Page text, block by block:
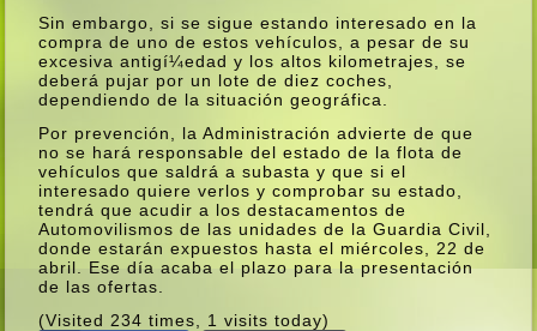
Sin embargo, si se sigue estando interesado en la
compra de uno de estos vehí­culos, a pesar de su
excesiva antigí¼edad y los altos kilometrajes, se
deberá pujar por un lote de diez coches,
dependiendo de la situación geográfica.
Por prevención, la Administración advierte de que
no se hará responsable del estado de la flota de
vehí­culos que saldrá a subasta y que si el
interesado quiere verlos y comprobar su estado,
tendrá que acudir a los destacamentos de
Automovilismos de las unidades de la Guardia Civil,
donde estarán expuestos hasta el miércoles, 22 de
abril. Ese dí­a acaba el plazo para la presentación
de las ofertas.
(Visited 234 times, 1 visits today)